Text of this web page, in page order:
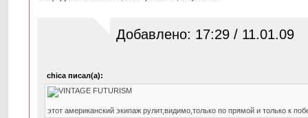
Добавлено: 17:29 / 11.01.09
chica писал(а):
этот американский экипаж рулит,видимо,только по прямой и только к